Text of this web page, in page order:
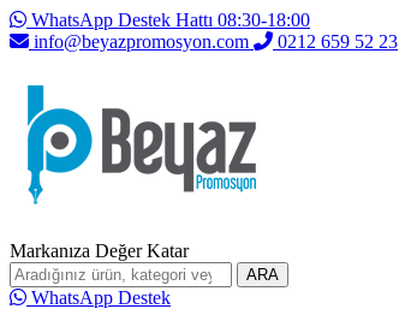
WhatsApp Destek Hattı 08:30-18:00
info@beyazpromosyon.com
0212 659 52 23
Markanıza Değer Katar
ARA
WhatsApp Destek